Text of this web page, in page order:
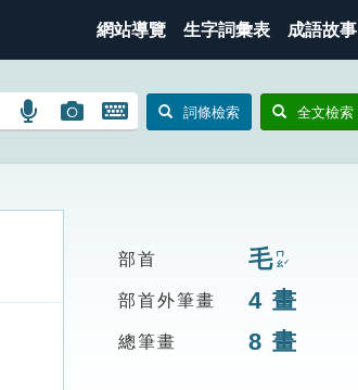
網站導覽 生字詞彙表 成語故事
語
搜
圖
圖
搜
開
鍵
詞條檢索 全文檢索
部首 毛ㄇㄠˊ
部首外筆畫 4 畫
總筆畫 8 畫